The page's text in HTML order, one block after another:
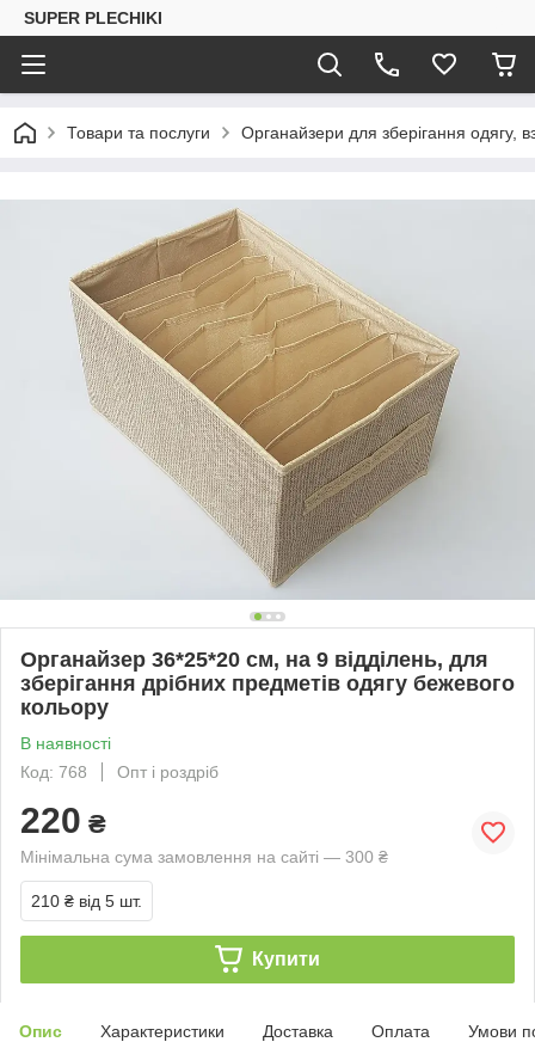
SUPER PLECHIKI
Товари та послуги Органайзери для зберігання одягу,
Органайзер 36*25*20 см, на 9 відділень, для
зберігання дрібних предметів одягу бежевого
кольору
В наявності
Код: 768
Опт і роздріб
220 ₴
Мінімальна сума замовлення на сайті — 300 ₴
210 ₴ від 5 шт.
Купити
Опис Характеристики Доставка Оплата Умови